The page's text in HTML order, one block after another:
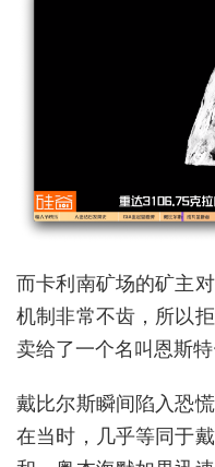
而卡利南矿场的矿主
机制非常不齿，所以
卖给了一个名叫恩斯特
戴比尔斯瞬间陷入恐
在当时，几乎等同于